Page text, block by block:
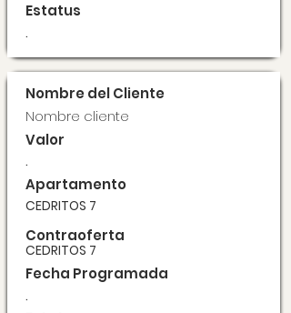
Estatus
.
Nombre del Cliente
Nombre cliente
Valor
.
Apartamento
CEDRITOS 7
Contraoferta
CEDRITOS 7
Fecha Programada
.